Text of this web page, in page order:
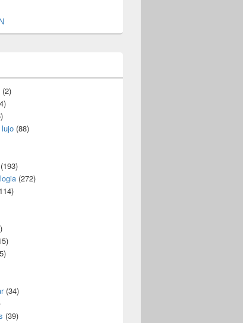
(2)
(88)
(193)
(272)
(34)
(39)